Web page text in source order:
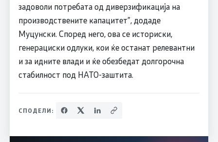
задоволи потребата од диверзификација на
производствените капацитет”, додаде
Муцунски. Според него, ова се историски,
генерациски одлуки, кои ќе останат релевантни
и за идните влади и ќе обезбедат долгорочна
стабилност под НАТО-заштита.
СПОДЕЛИ: